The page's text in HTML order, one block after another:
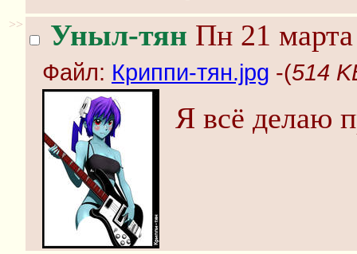
>> Уныл-тян Пн 21
Файл: Криппи-тян.jpg -(514
Я всё делаю